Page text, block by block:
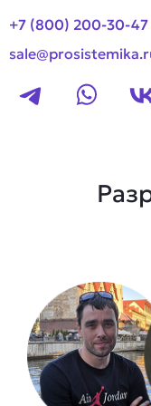
+7 (800) 200-30-47